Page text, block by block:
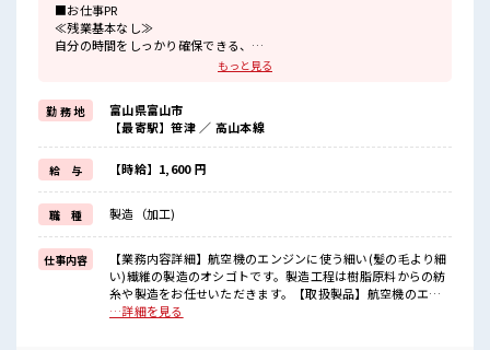
■お仕事PR
≪残業基本なし≫
自分の時間をしっかり確保できる、
≪モチベーションもUP≫
派手過ぎなければ髪型や髪色自由♪
(規定有)≪動きやすい制服アリ≫
制服があるので、
毎日の服装の悩み解消♪
≪未経験でも活躍できる≫
新しいことにチャレンジするのは不安だけど、
しっかり働く環境が整っています！
イチからスキルUP・ステップUP目指していきましょう！
■職場の雰囲気
髪型・髪色自由♪
派手過ぎなければOKだから、
もっと見る
勤 務 地
富山県富山市
【最寄駅】笹津 ／ 高山本線
給 与 【時給】1,600 円
職 種 製造（加工)
仕事内容
【業務内容詳細】航空機のエンジンに使う細い(髪の毛より細
い)繊維の製造のオシゴトです。製造工程は樹脂原料からの紡
糸や製造をお任せいただきます。【取扱製品】航空機のエン
ジンに使う細い繊維 ■お仕事PR ≪残業基本なし≫ 自分の時間
…詳細を見る